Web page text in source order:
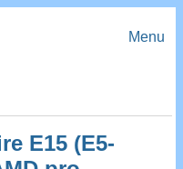
Menu
E15 (E5-